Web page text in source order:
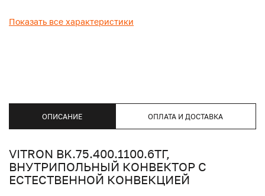
Показать все характеристики
ОПИСАНИЕ ОПЛАТА И ДОСТАВКА
VITRON BK.75.400.1100.6ТГ,
ВНУТРИПОЛЬНЫЙ КОНВЕКТОР С
ЕСТЕСТВЕННОЙ КОНВЕКЦИЕЙ